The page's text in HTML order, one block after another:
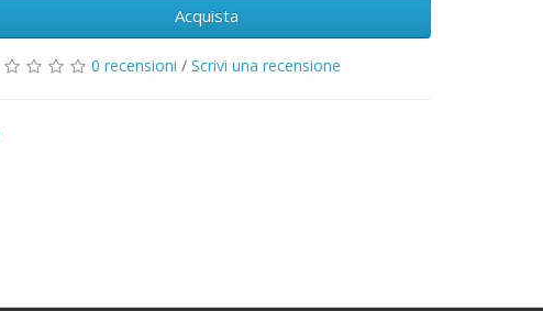
Acquista
0 recensioni /Scrivi una recensione